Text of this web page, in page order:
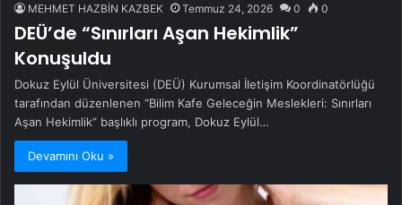
MEHMET HAZBİN KAZBEK Temmuz 24, 2026 0 0
DEÜ’de “Sınırları Aşan Hekimlik”
Konuşuldu
Dokuz Eylül Üniversitesi (DEÜ) Kurumsal İletişim Koordinatörlüğü
tarafından düzenlenen “Bilim Kafe Geleceğin Meslekleri: Sınırları
Aşan Hekimlik” başlıklı program, Dokuz Eylül…
Devamını Oku »